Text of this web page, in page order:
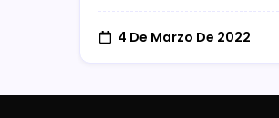
4 De Marzo De 2022